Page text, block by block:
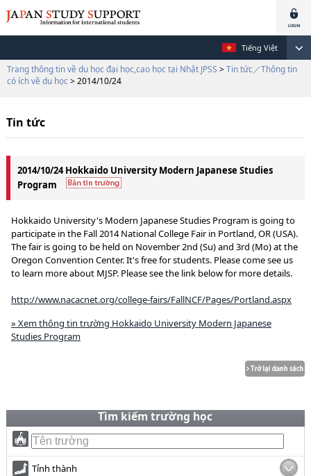
Tiếng Việt
Trang thông tin về du học đại học,cao học tại Nhật JPSS > Tin tức／Thông tin
có ích về du học > 2014/10/24
Tin tức
2014/10/24 Hokkaido University Modern Japanese Studies
Program
Hokkaido University's Modern Japanese Studies Program is going to
participate in the Fall 2014 National College Fair in Portland, OR (USA).
The fair is going to be held on November 2nd (Su) and 3rd (Mo) at the
Oregon Convention Center. It's free for students. Please come see us
to learn more about MJSP. Please see the link below for more details.
http://www.nacacnet.org/college-fairs/FallNCF/Pages/Portland.aspx
» Xem thông tin trường Hokkaido University Modern Japanese
Studies Program
Tìm kiếm trường học
Tỉnh thành